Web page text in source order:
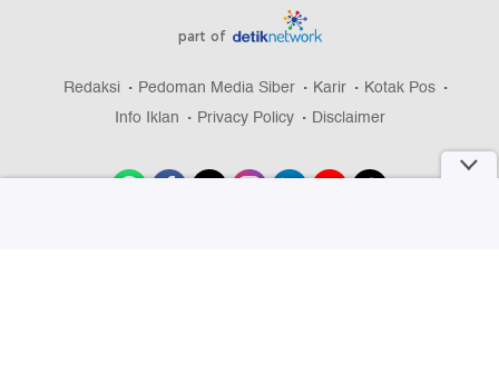
part of
Redaksi Pedoman Media Siber Karir
Kotak Pos
Info Iklan
Privacy Policy Disclaimer